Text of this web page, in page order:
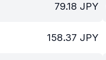
79.18 JPY
158.37 JPY